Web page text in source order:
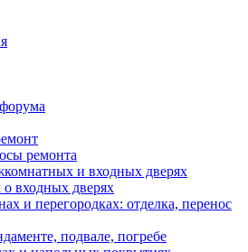
ремонта
и входных дверях
входных дверях
и перегородках: отделка, перенос
подвале, погребе